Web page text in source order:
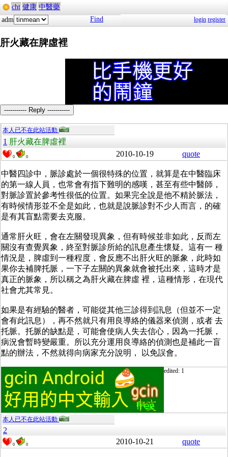
cht 健康 中醫藥
adm
Find login register
肝火藏在脾虛裡
----------- Reply -----------
本人已不在此站活動
1 肝火藏在脾虛裡
0 0 2010-10-19 quote
中醫四診中，脈診處於一個很特殊的位置，就算是在中醫臨床
的第一線人員，也常會有指下難明的感嘆，甚至有些中醫師，
對脈診置於參考性很低的位置。如果完全說是他不精於脈法，
有時候情形並不全是如此，也就是說脈診對不少人而言，的確
是有其盲點需要去克服。
通常肝火旺，會在左關發現異象，但有時候並非如此，反而左
關沒有查覺異象，終至對脈診所給的訊息產生懷疑。這有一 種
情況是，脾虛到一種程度，會反應不出肝火旺的脈象，此時如
果你去補脾托脈，一下子左關的異象就會被托出來，這時才是
真正的脈象，所以稱之為肝火藏在脾虛 裡，這種情形，在現代
社會尤其常見。
如果是有經驗的醫者，可能從其他三診得到訊息（但並不一定
會有此訊息），再不然就只有用良導絡的儀器來偵測，或者 去
托脈。托脈的缺點是，可能會使病人失去信心，因為一托脈，
病況會暫時變嚴重。所以充分運用良導絡的偵測也是補此一盲
點的辦法，不然就得向病家充分說明， 以免誤會。
edited: 1
本人已不在此站活動
2
0 0 2010-10-21 quote